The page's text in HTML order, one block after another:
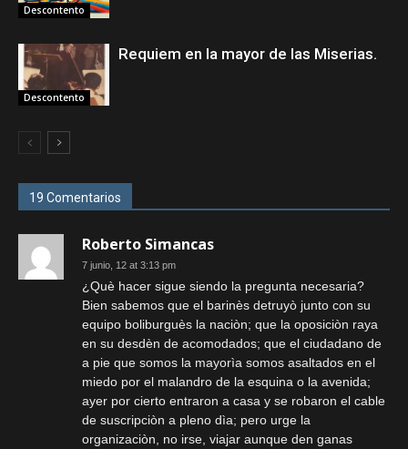
Descontento
Descontento
Requiem en la mayor de las Miserias.
19 Comentarios
Roberto Simancas
7 junio, 12 at 3:13 pm
¿Què hacer sigue siendo la pregunta necesaria?
Bien sabemos que el barinès detruyò junto con su
equipo boliburguès la naciòn; que la oposiciòn raya
en su desdèn de acomodados; que el ciudadano de
a pie que somos la mayorìa somos asaltados en el
miedo por el malandro de la esquina o la avenida;
ayer por cierto entraron a casa y se robaron el cable
de suscripciòn a pleno dìa; pero urge la
organizaciòn, no irse, viajar aunque den ganas